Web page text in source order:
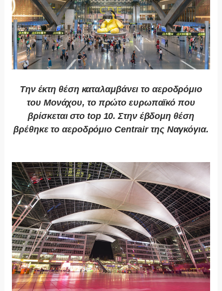
Την έκτη θέση καταλαμβάνει το αεροδρόμιο
του Μονάχου, το πρώτο ευρωπαϊκό που
βρίσκεται στο top 10. Στην έβδομη θέση
βρέθηκε το αεροδρόμιο Centrair της Ναγκόγια.